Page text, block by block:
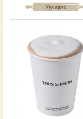
Уух зүйлс